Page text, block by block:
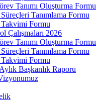
Tanımı Oluşturma Formu
Tanımlama Formu
Formu
Çalışmaları 2026
Tanımı Oluşturma Formu
Tanımlama Formu
Formu
Başkanlık Raporu